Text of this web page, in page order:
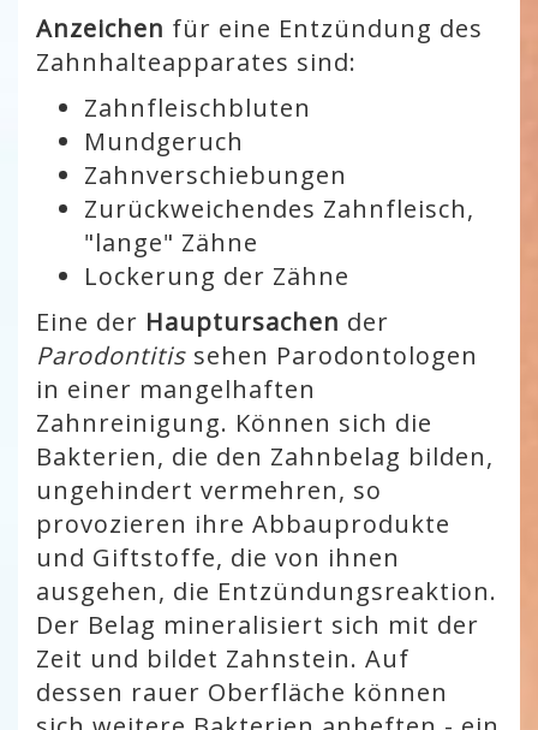
Anzeichen für eine Entzündung des
Zahnhalteapparates sind:
Zahnfleischbluten
Mundgeruch
Zahnverschiebungen
Zurückweichendes Zahnfleisch,
"lange" Zähne
Lockerung der Zähne
Eine der Hauptursachen der
Parodontitis sehen Parodontologen
in einer mangelhaften
Zahnreinigung. Können sich die
Bakterien, die den Zahnbelag bilden,
ungehindert vermehren, so
provozieren ihre Abbauprodukte
und Giftstoffe, die von ihnen
ausgehen, die Entzündungsreaktion.
Der Belag mineralisiert sich mit der
Zeit und bildet Zahnstein. Auf
dessen rauer Oberfläche können